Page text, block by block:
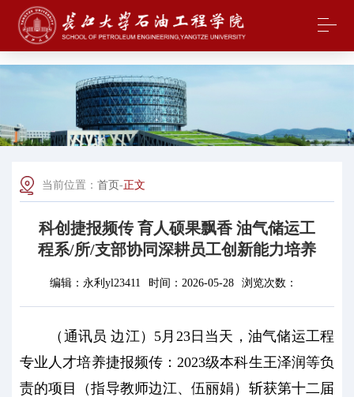
当前位置： 首页-正文
科创捷报频传 育人硕果飘香 油气储运工
程系/所/支部协同深耕员工创新能力培养
编辑： 永利yl23411 时间： 2026-05-28 浏览次数：
（通讯员 边江）5月23日当天，油气储运工程
专业人才培养捷报频传：2023级本科生王泽润等负
责的项目（指导教师边江、伍丽娟）斩获第十二届